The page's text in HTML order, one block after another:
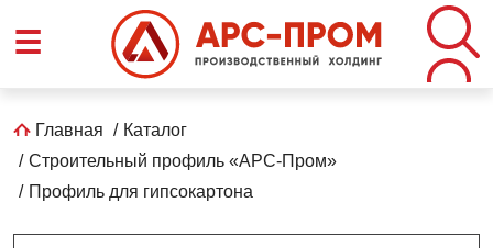
☰
Строка
навигации
Главная
Каталог
Строительный профиль «АРС-Пром»
Профиль для гипсокартона